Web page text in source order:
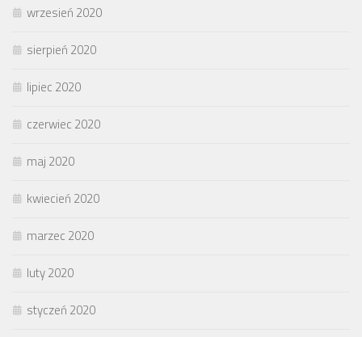
wrzesień 2020
sierpień 2020
lipiec 2020
czerwiec 2020
maj 2020
kwiecień 2020
marzec 2020
luty 2020
styczeń 2020